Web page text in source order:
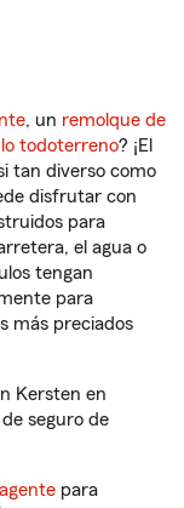
, un remolque de
todoterreno? ¡El
tan diverso como
disfrutar con
para
el agua o
tengan
para
más preciados
Kersten en
seguro de
para